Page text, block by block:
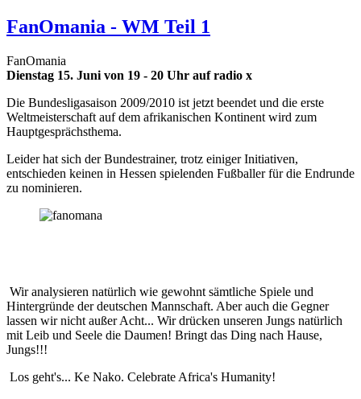
FanOmania - WM Teil 1
FanOmania
Dienstag 15. Juni von 19 - 20 Uhr auf radio x
Die Bundesligasaison 2009/2010 ist jetzt beendet und die erste
Weltmeisterschaft auf dem afrikanischen Kontinent wird zum
Hauptgesprächsthema.
Leider hat sich der Bundestrainer, trotz einiger Initiativen,
entschieden keinen in Hessen spielenden Fußballer für die Endrunde
zu nominieren.
Wir analysieren natürlich wie gewohnt sämtliche Spiele und
Hintergründe der deutschen Mannschaft. Aber auch die Gegner
lassen wir nicht außer Acht... Wir drücken unseren Jungs natürlich
mit Leib und Seele die Daumen! Bringt das Ding nach Hause,
Jungs!!!
Los geht's... Ke Nako. Celebrate Africa's Humanity!